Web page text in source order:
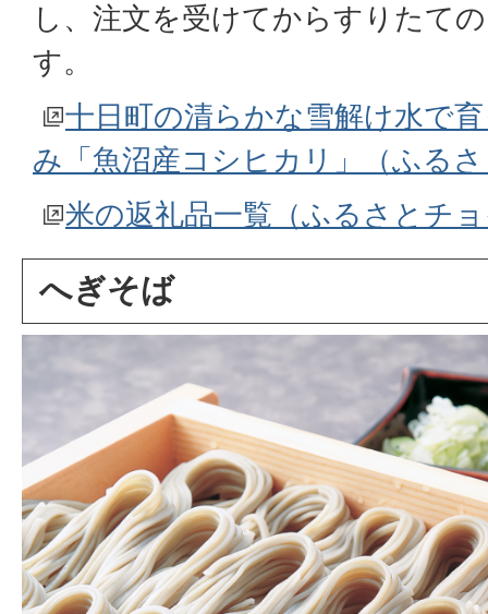
し、注文を受けてからすりたて
す。
十日町の清らかな雪解け水で
み「魚沼産コシヒカリ」（ふる
米の返礼品一覧（ふるさとチ
へぎそば